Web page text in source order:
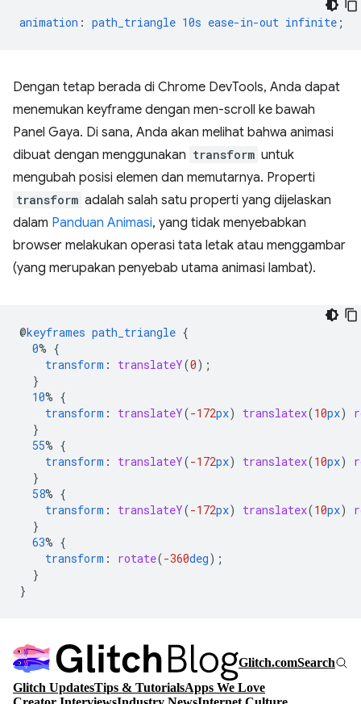
animation : path_triangle 10s ease-in-out infinite ;
Dengan tetap berada di Chrome DevTools, Anda dapat
menemukan keyframe dengan men-scroll ke bawah
Panel Gaya. Di sana, Anda akan melihat bahwa animasi
dibuat dengan menggunakan transform untuk
mengubah posisi elemen dan memutarnya. Properti
transform adalah salah satu properti yang dijelaskan
dalam Panduan Animasi, yang tidak menyebabkan
browser melakukan operasi tata letak atau menggambar
(yang merupakan penyebab utama animasi lambat).
@keyframes path_triangle {
0% {
transform : translateY(0);
}
10% {
transform : translateY(-172px) translatex(10px)
}
55% {
transform : translateY(-172px) translatex(10px)
}
58% {
transform : translateY(-172px) translatex(10px)
}
63% {
transform : rotate(-360deg);
}
}